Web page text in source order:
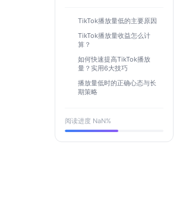
TikTok播放量低的主要原因
TikTok播放量收益怎么计
算？
如何快速提高TikTok播放
量？实用6大技巧
播放量低时的正确心态与长
期策略
阅读进度 NaN%